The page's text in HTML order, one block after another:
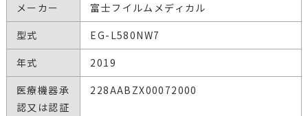
メーカー
富士フイルムメディカル
型式
EG-L580NW7
年式
2019
医療機器承
認又は認証
228AABZX00072000